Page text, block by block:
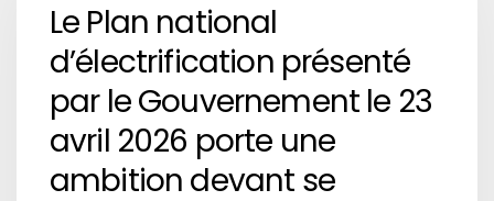
Le Plan national
d’électrification présenté
par le Gouvernement le 23
avril 2026 porte une
ambition devant se